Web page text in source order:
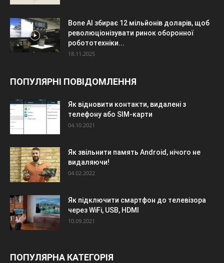
Bone AI збирає 12 мільйонів доларів, щоб
революціонізувати ринок оборонної
робототехніки...
18.11.2025
ПОПУЛЯРНІ ПОВІДОМЛЕННЯ
Як відновити контакти, видалені з
телефону або SIM-карти
04.10.2021
Як звільнити память Android, нічого не
видаляючи!
04.02.2022
Як підключити смартфон до телевізора
через WiFi, USB, HDMI
10.09.2021
ПОПУЛЯРНА КАТЕГОРІЯ